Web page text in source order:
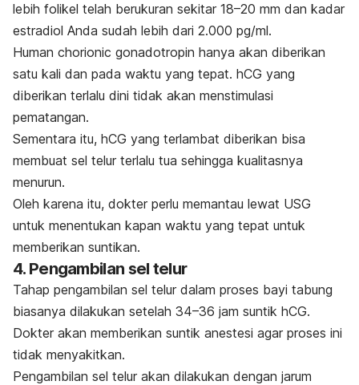
lebih folikel telah berukuran sekitar 18–20 mm dan kadar
estradiol Anda sudah lebih dari 2.000 pg/ml.
Human chorionic gonadotropin hanya akan diberikan
satu kali dan pada waktu yang tepat. hCG yang
diberikan terlalu dini tidak akan menstimulasi
pematangan.
Sementara itu, hCG yang terlambat diberikan bisa
membuat sel telur terlalu tua sehingga kualitasnya
menurun.
Oleh karena itu, dokter perlu memantau lewat USG
untuk menentukan kapan waktu yang tepat untuk
memberikan suntikan.
4. Pengambilan sel telur
Tahap pengambilan sel telur dalam proses bayi tabung
biasanya dilakukan setelah 34–36 jam suntik hCG.
Dokter akan memberikan suntik anestesi agar proses ini
tidak menyakitkan.
Pengambilan sel telur akan dilakukan dengan jarum